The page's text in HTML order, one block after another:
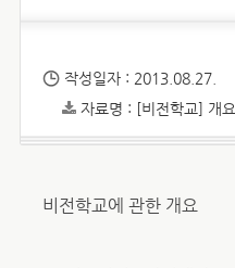
작성일자 : 2013.08.27.
자료명 : [비전학교] 개요
비전학교에 관한 개요